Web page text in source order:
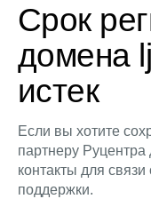
Срок
домена
истек
Если вы хотите
партнеру
контакты для
поддержки.